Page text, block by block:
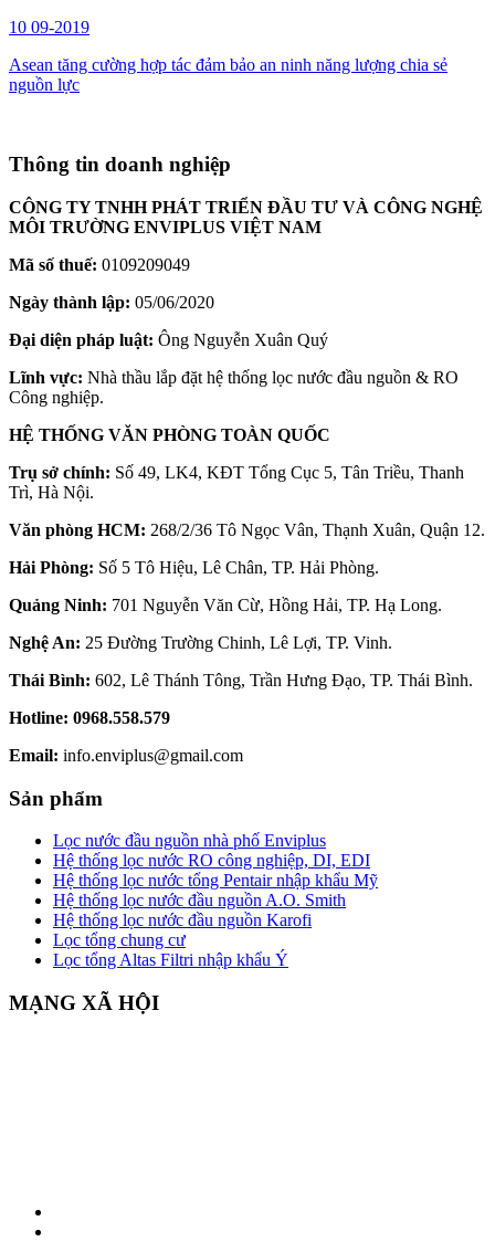
10 09-2019
Asean tăng cường hợp tác đảm bảo an ninh năng lượng chia sẻ
nguồn lực
Thông tin doanh nghiệp
CÔNG TY TNHH PHÁT TRIỂN ĐẦU TƯ VÀ CÔNG NGHỆ
MÔI TRƯỜNG ENVIPLUS VIỆT NAM
Mã số thuế: 0109209049
Ngày thành lập: 05/06/2020
Đại diện pháp luật: Ông Nguyễn Xuân Quý
Lĩnh vực: Nhà thầu lắp đặt hệ thống lọc nước đầu nguồn & RO
Công nghiệp.
HỆ THỐNG VĂN PHÒNG TOÀN QUỐC
Trụ sở chính: Số 49, LK4, KĐT Tổng Cục 5, Tân Triều, Thanh
Trì, Hà Nội.
Văn phòng HCM: 268/2/36 Tô Ngọc Vân, Thạnh Xuân, Quận 12.
Hải Phòng: Số 5 Tô Hiệu, Lê Chân, TP. Hải Phòng.
Quảng Ninh: 701 Nguyễn Văn Cừ, Hồng Hải, TP. Hạ Long.
Nghệ An: 25 Đường Trường Chinh, Lê Lợi, TP. Vinh.
Thái Bình: 602, Lê Thánh Tông, Trần Hưng Đạo, TP. Thái Bình.
Hotline: 0968.558.579
Email: info.enviplus@gmail.com
Sản phẩm
Lọc nước đầu nguồn nhà phố Enviplus
Hệ thống lọc nước RO công nghiệp, DI, EDI
Hệ thống lọc nước tổng Pentair nhập khẩu Mỹ
Hệ thống lọc nước đầu nguồn A.O. Smith
Hệ thống lọc nước đầu nguồn Karofi
Lọc tổng chung cư
Lọc tổng Altas Filtri nhập khẩu Ý
MẠNG XÃ HỘI